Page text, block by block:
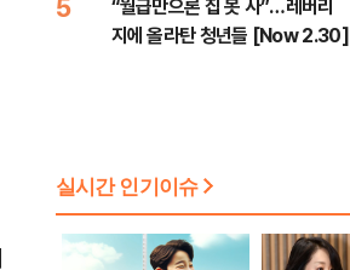
“월급만으론 집 못 사”…레버리
지에 올라탄 청년들 [Now 2.30]